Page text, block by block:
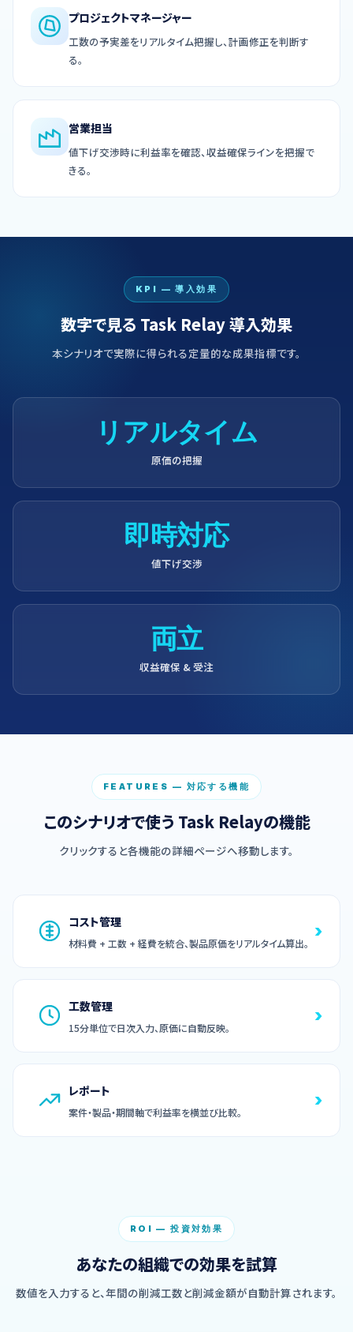
プロジェクトマネージャー
工数の予実差をリアルタイム把握し、計画修正を判断す
る。
営業担当
値下げ交渉時に利益率を確認、収益確保ラインを把握で
きる。
KPI — 導入効果
数字で見る Task Relay 導入効果
本シナリオで実際に得られる定量的な成果指標です。
リアルタイム
原価の把握
即時対応
値下げ交渉
両立
収益確保 & 受注
FEATURES — 対応する機能
このシナリオで使う Task Relayの機能
クリックすると各機能の詳細ページへ移動します。
コスト管理
材料費 + 工数 + 経費を統合、製品原価をリアルタイム算出。
›
工数管理
15分単位で日次入力、原価に自動反映。
›
レポート
案件・製品・期間軸で利益率を横並び比較。
›
ROI — 投資対効果
あなたの組織での効果を試算
数値を入力すると、年間の削減工数と削減金額が自動計算されます。